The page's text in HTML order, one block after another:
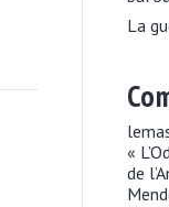
La
«
de